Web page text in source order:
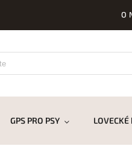
O
GPS PRO PSY LOVECKÉ